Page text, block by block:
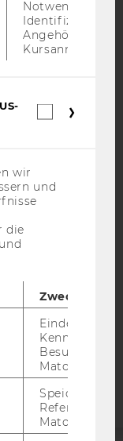
Blog
WEBSEITE
MEDIA
Notwendig zur
Identifizierung
Angehörige/r für
Kursanmeldung.
wir
und
die
Zweck
Eindeutige
Besuchers
Matomo.
Speicherung
Referrers
Matomo.